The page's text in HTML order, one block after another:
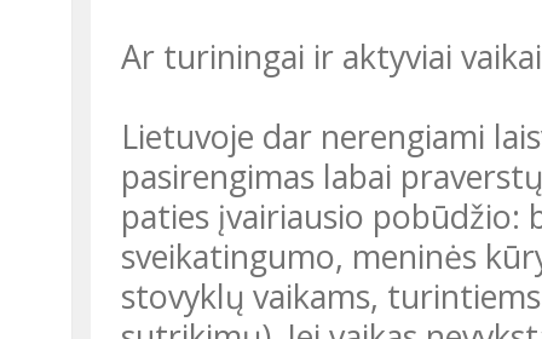
Ar turiningai ir aktyviai
Lietuvoje dar nerengiami
pasirengimas labai
paties įvairiausio
sveikatingumo, meninės
stovyklų vaikams,